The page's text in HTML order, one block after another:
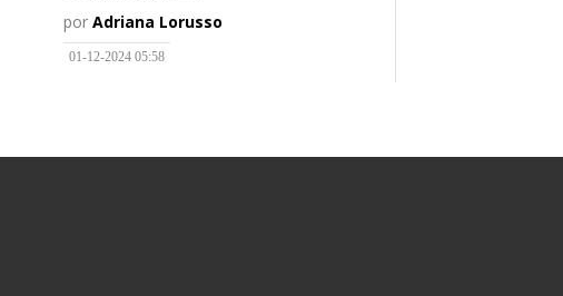
por Adriana Lorusso
01-12-2024 05:58